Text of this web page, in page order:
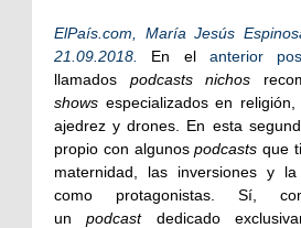
ElPaís.com, María Jesús
21.09.2018.
En el anterior
llamados podcasts nichos
shows especializados en
ajedrez y drones. En esta
propio con algunospodcasts que
maternidad, las inversiones y
como protagonistas. Sí,
unpodcast dedicado